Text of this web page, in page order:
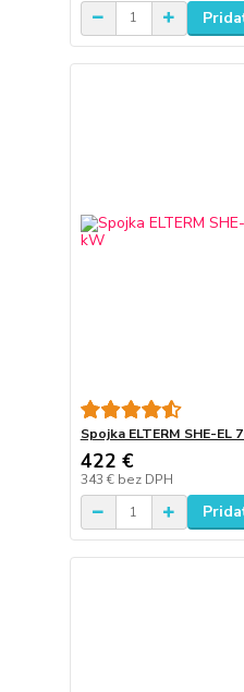
Spojka ELTERM SHE-EL
422 €
343 € bez DPH